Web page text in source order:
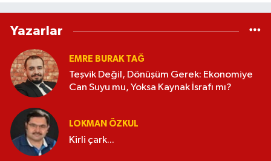
Yazarlar
EMRE BURAK TAĞ
Teşvik Değil, Dönüşüm Gerek: Ekonomiye
Can Suyu mu, Yoksa Kaynak İsrafı mı?
LOKMAN ÖZKUL
Kirli çark...